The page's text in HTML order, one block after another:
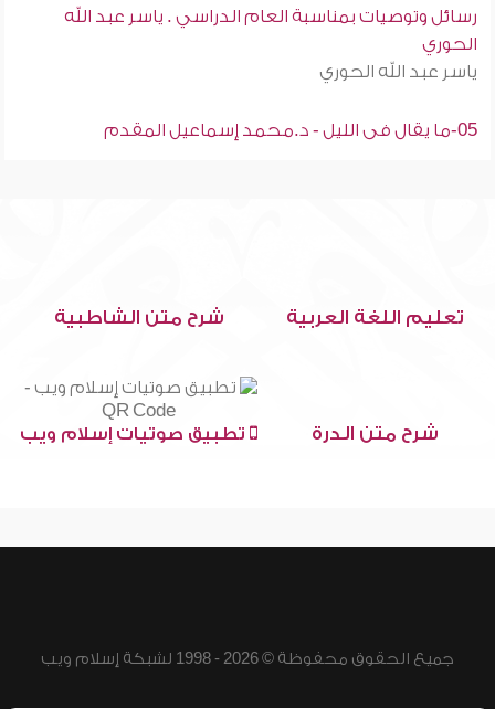
رسائل وتوصيات بمناسبة العام الدراسي . ياسر عبد الله
الحوري
ياسر عبد الله الحوري
05-ما يقال فى الليل - د.محمد إسماعيل المقدم
تعليم اللغة العربية شرح متن الشاطبية
شرح متن الدرة تطبيق صوتيات إسلام ويب
جميع الحقوق محفوظة © 2026 - 1998 لشبكة إسلام ويب